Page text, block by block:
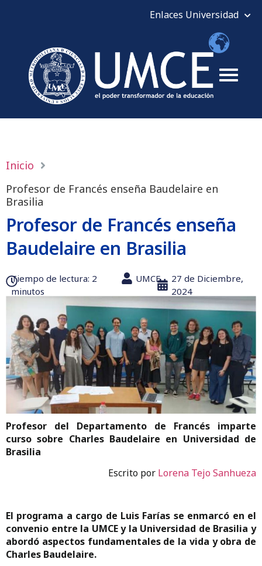
Inicio
Profesor de Francés enseña Baudelaire en
Brasilia
Profesor de Francés enseña
Baudelaire en Brasilia
Tiempo de lectura:‎ 2
minutos
UMCE
27 de Diciembre,
2024
Profesor del Departamento de Francés imparte
curso sobre Charles Baudelaire en Universidad de
Brasilia
Escrito por Lorena Tejo Sanhueza
El programa a cargo de Luis Farías se enmarcó en el
convenio entre la UMCE y la Universidad de Brasilia y
abordó aspectos fundamentales de la vida y obra de
Charles Baudelaire.